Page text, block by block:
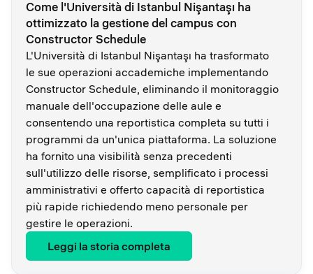
Come l'Università di Istanbul Nişantaşı ha
ottimizzato la gestione del campus con
Constructor Schedule
L'Università di Istanbul Nişantaşı ha trasformato
le sue operazioni accademiche implementando
Constructor Schedule, eliminando il monitoraggio
manuale dell'occupazione delle aule e
consentendo una reportistica completa su tutti i
programmi da un'unica piattaforma. La soluzione
ha fornito una visibilità senza precedenti
sull'utilizzo delle risorse, semplificato i processi
amministrativi e offerto capacità di reportistica
più rapide richiedendo meno personale per
gestire le operazioni.
Leggi la storia completa